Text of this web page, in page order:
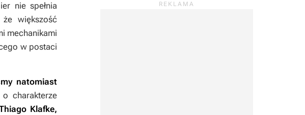
nie spełnia
większość
mechanikami
w postaci
natomiast
o charakterze
Klafke,